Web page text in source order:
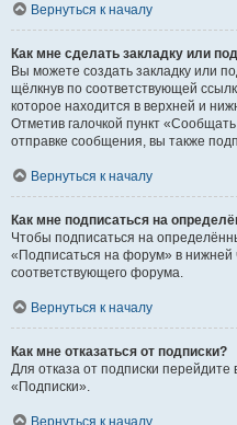
Вернуться к началу
Как мне сделать закладку или
Вы можете создать закладку или
щёлкнув по соответствующей
которое находится в верхней и
Отметив галочкой пункт
отправке сообщения, вы также
Вернуться к началу
Как мне подписаться на
Чтобы подписаться на
«Подписаться на форум» в нижней
соответствующего форума.
Вернуться к началу
Как мне отказаться от подписки?
Для отказа от подписки
«Подписки».